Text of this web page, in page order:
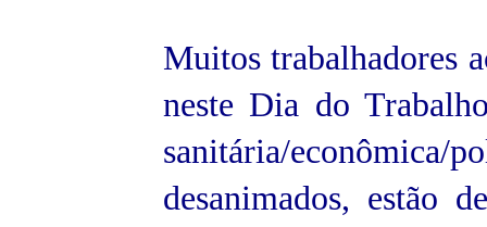
Muitos trabalhadores
neste Dia do
sanitária/
desanimados, estão